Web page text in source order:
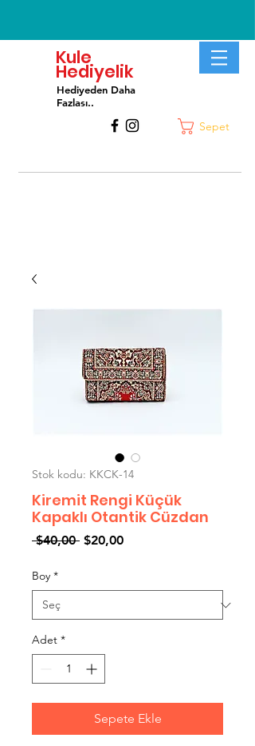
Kule
Hediyelik
Hediyeden Daha
Fazlası..
Sepet
Stok kodu: KKCK-14
Kiremit Rengi Küçük
Kapaklı Otantik Cüzdan
$40,00 Normal
$20,00İndirimli
Boy *
Adet *
Sepete Ekle